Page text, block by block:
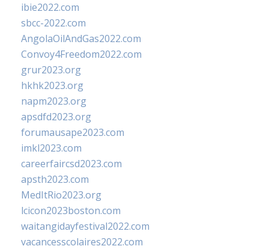
ibie2022.com
sbcc-2022.com
AngolaOilAndGas2022.com
Convoy4Freedom2022.com
grur2023.org
hkhk2023.org
napm2023.org
apsdfd2023.org
forumausape2023.com
imkl2023.com
careerfaircsd2023.com
apsth2023.com
MedItRio2023.org
lcicon2023boston.com
waitangidayfestival2022.com
vacancesscolaires2022.com